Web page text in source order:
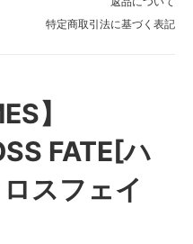
特定商取引法に基づく表記
】
FATE[ハ
スフェイ